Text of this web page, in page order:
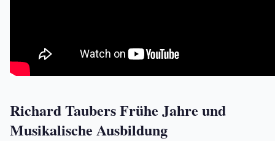
Richard Taubers Frühe Jahre und
Musikalische Ausbildung